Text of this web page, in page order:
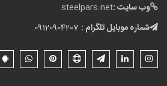
وب سایت :steelpars.net
شماره موبایل تلگرام :